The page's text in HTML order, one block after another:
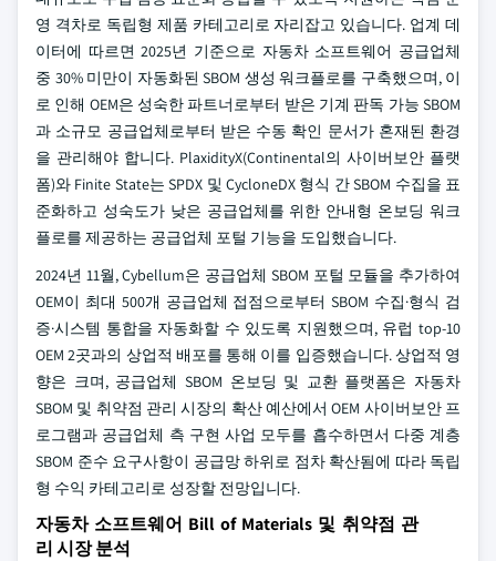
영 격차로 독립형 제품 카테고리로 자리잡고 있습니다. 업계 데
이터에 따르면 2025년 기준으로 자동차 소프트웨어 공급업체
중 30% 미만이 자동화된 SBOM 생성 워크플로를 구축했으며, 이
로 인해 OEM은 성숙한 파트너로부터 받은 기계 판독 가능 SBOM
과 소규모 공급업체로부터 받은 수동 확인 문서가 혼재된 환경
을 관리해야 합니다. PlaxidityX(Continental의 사이버보안 플랫
폼)와 Finite State는 SPDX 및 CycloneDX 형식 간 SBOM 수집을 표
준화하고 성숙도가 낮은 공급업체를 위한 안내형 온보딩 워크
플로를 제공하는 공급업체 포털 기능을 도입했습니다.
2024년 11월, Cybellum은 공급업체 SBOM 포털 모듈을 추가하여
OEM이 최대 500개 공급업체 접점으로부터 SBOM 수집·형식 검
증·시스템 통합을 자동화할 수 있도록 지원했으며, 유럽 top-10
OEM 2곳과의 상업적 배포를 통해 이를 입증했습니다. 상업적 영
향은 크며, 공급업체 SBOM 온보딩 및 교환 플랫폼은 자동차
SBOM 및 취약점 관리 시장의 확산 예산에서 OEM 사이버보안 프
로그램과 공급업체 측 구현 사업 모두를 흡수하면서 다중 계층
SBOM 준수 요구사항이 공급망 하위로 점차 확산됨에 따라 독립
형 수익 카테고리로 성장할 전망입니다.
자동차 소프트웨어 Bill of Materials 및 취약점 관
리 시장 분석